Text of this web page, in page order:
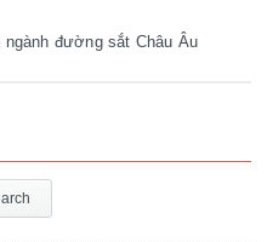
đường sắt Châu Âu